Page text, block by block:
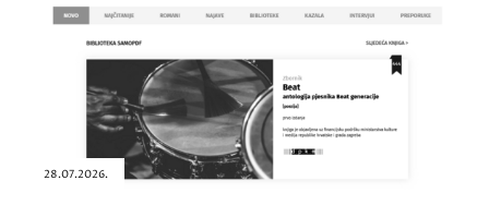
28.07.2026.